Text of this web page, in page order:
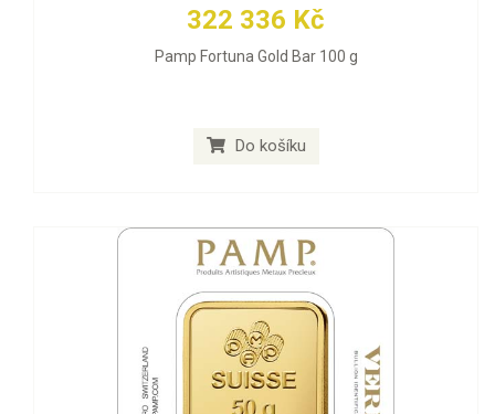
322 336 Kč
Pamp Fortuna Gold Bar 100 g
Do košíku